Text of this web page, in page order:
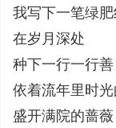
我写下一笔绿
在岁月深处
种下一行一行
依着流年里时
盛开满院的蔷薇